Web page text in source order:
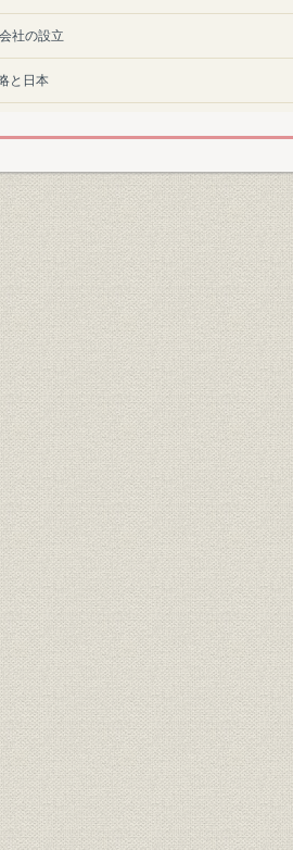
社の設立
と日本
の設立
設立(1899~1913年)
と情報・通信
画
社の設立
業
画と日本電気
管理
導